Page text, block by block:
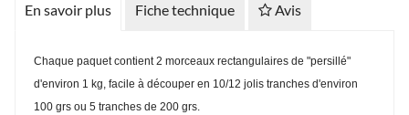
En savoir plus Fiche technique Avis
Chaque paquet contient 2 morceaux rectangulaires de "persillé"
d'environ 1 kg, facile à découper en 10/12 jolis tranches d'environ
100 grs ou 5 tranches de 200 grs.